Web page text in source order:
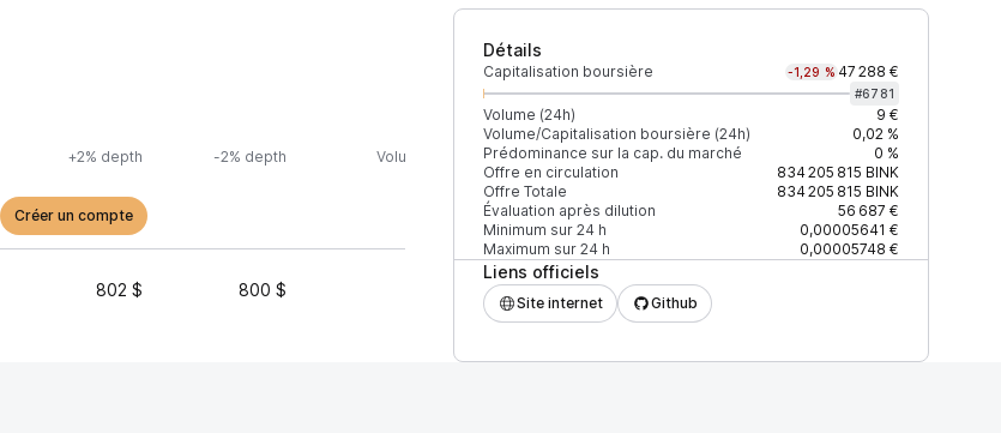
Détails
Capitalisation boursière -1,29 % 47 288 €
#6781
Volume (24h)
9 €
Volume/Capitalisation boursière (24h)
0,02 %
Prédominance sur la cap. du marché
0 %
Offre en circulation
834 205 815 BINK
Offre Totale
834 205 815 BINK
Évaluation après dilution
56 687 €
Minimum sur 24 h
0,00005641 €
Maximum sur 24 h
0,00005748 €
Liens officiels
Site internet Github
+2% depth -2% depth Volume (24h) % du volume Confiance Mis à jour
Créer un compte
802 $ 800 $ 100 % ÉLEVÉE